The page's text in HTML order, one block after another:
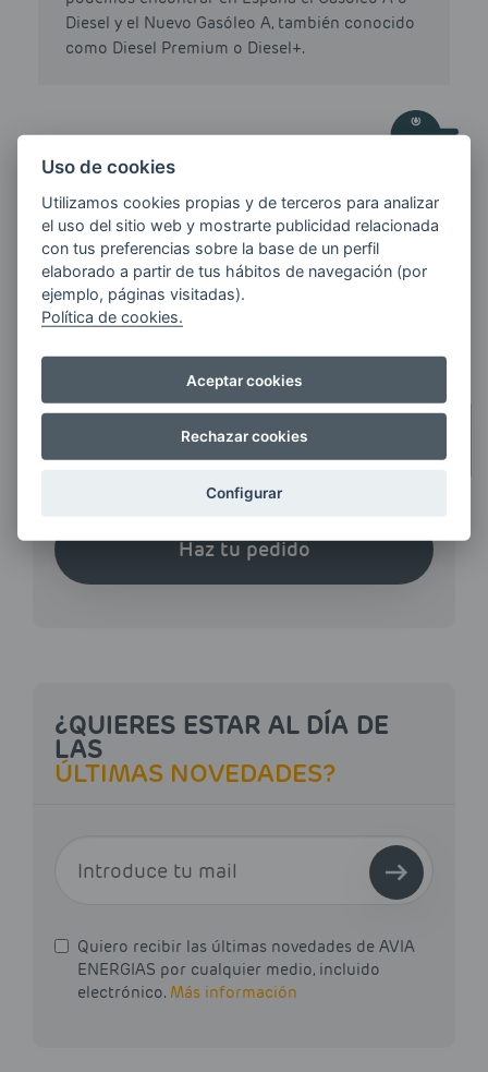
Diesel y el Nuevo Gasóleo A, también conocido
como Diesel Premium o Diesel+.
HAZ TU PEDIDO DE
GASOIL CALEFACCIÓN
CÓDIGO POSTAL / MUNICIPIO
CANTIDAD
CUANTOS MÁS LITROS
PIDAS,MÁS AHORRAS
Haz tu pedido
¿QUIERES ESTAR AL DÍA DE
LAS
ÚLTIMAS NOVEDADES?
Quiero recibir las últimas novedades de AVIA
ENERGIAS por cualquier medio, incluido
electrónico. Más información
Uso de cookies
Utilizamos cookies propias y de terceros para analizar
el uso del sitio web y mostrarte publicidad relacionada
con tus preferencias sobre la base de un perfil
elaborado a partir de tus hábitos de navegación (por
ejemplo, páginas visitadas).
Política de cookies.
Aceptar cookies
Rechazar cookies
Configurar